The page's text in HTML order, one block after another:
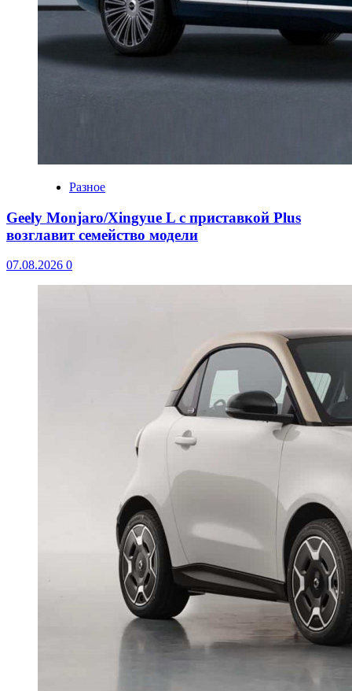
Разное
Geely Monjaro/Xingyue L с приставкой Plus
возглавит семейство модели
07.08.2026 0